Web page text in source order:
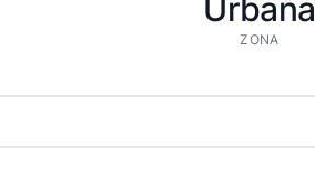
Urbana
ZONA